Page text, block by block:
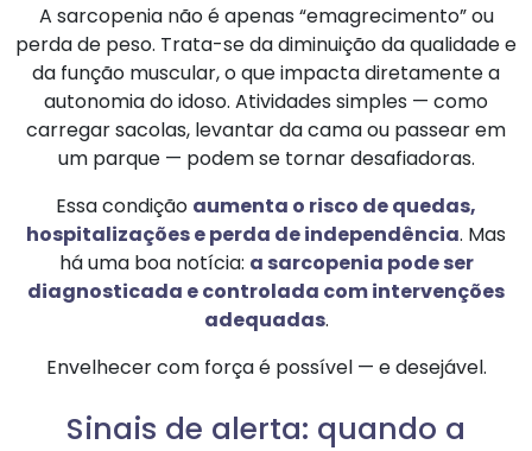
A sarcopenia não é apenas “emagrecimento” ou
perda de peso. Trata-se da diminuição da qualidade e
da função muscular, o que impacta diretamente a
autonomia do idoso. Atividades simples — como
carregar sacolas, levantar da cama ou passear em
um parque — podem se tornar desafiadoras.
Essa condição aumenta o risco de quedas,
hospitalizações e perda de independência. Mas
há uma boa notícia: a sarcopenia pode ser
diagnosticada e controlada com intervenções
adequadas.
Envelhecer com força é possível — e desejável.
Sinais de alerta: quando a